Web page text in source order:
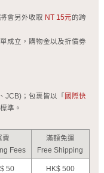
會另外收取 NT 15元的跨
成立，購物金以及折價劵
JCB)；包裹皆以「 國際快
準。
費
Fees
滿額免運
Free Shipping
50 HK$ 500